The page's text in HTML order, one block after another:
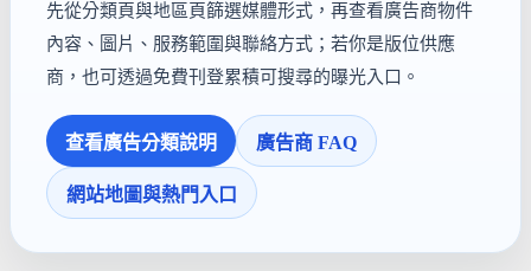
先從分類頁與地區頁篩選媒體形式，再查看廣告商物件
內容、圖片、服務範圍與聯絡方式；若你是版位供應
商，也可透過免費刊登累積可搜尋的曝光入口。
查看廣告分類說明 廣告商 FAQ
網站地圖與熱門入口